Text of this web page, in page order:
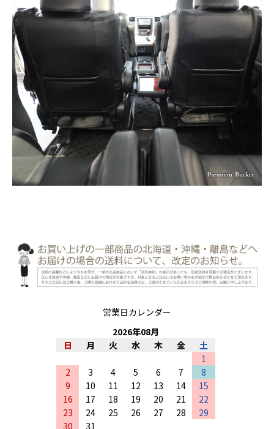
営業日カレンダー
2026年08月
日
月 火 水 木 金
土
1
2
3 4 5 6 7
8
9
10 11 12 13 14
15
16
17 18 19 20 21
22
23
24 25 26 27 28
29
30
31